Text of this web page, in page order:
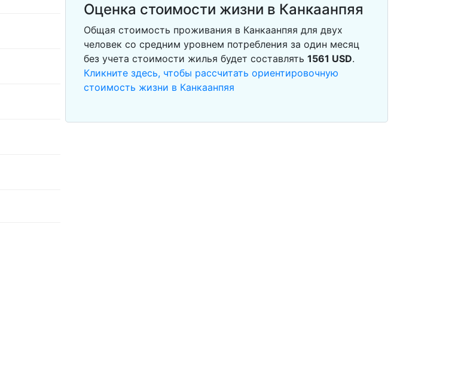
Оценка стоимости жизни в Канкаанпяя
Общая стоимость проживания в Канкаанпяя для двух
человек со средним уровнем потребления за один месяц
без учета стоимости жилья будет составлять 1561 USD.
Кликните здесь, чтобы рассчитать ориентировочную
стоимость жизни в Канкаанпяя